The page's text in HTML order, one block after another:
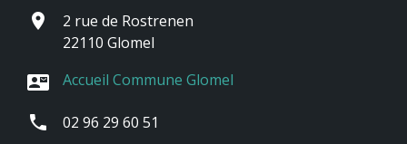
place
2 rue de Rostrenen
22110 Glomel
contact_mail Accueil Commune Glomel
phone 02 96 29 60 51